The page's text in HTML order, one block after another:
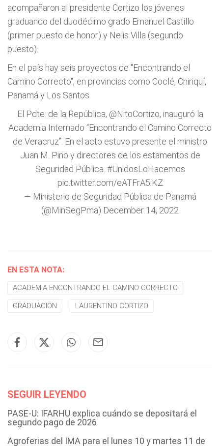
acompañaron al presidente Cortizo los jóvenes
graduando del duodécimo grado Emanuel Castillo
(primer puesto de honor) y Nelis Villa (segundo
puesto).
En el país hay seis proyectos de "Encontrando el
Camino Correcto", en provincias como Coclé, Chiriquí,
Panamá y Los Santos.
El Pdte. de la República, @NitoCortizo, inauguró la
Academia Internado “Encontrando el Camino Correcto
de Veracruz”. En el acto estuvo presente el ministro
Juan M. Pino y directores de los estamentos de
Seguridad Pública. #UnidosLoHacemos
pic.twitter.com/eATFrA5iKZ
— Ministerio de Seguridad Pública de Panamá
(@MinSegPma) December 14, 2022
EN ESTA NOTA:
ACADEMIA ENCONTRANDO EL CAMINO CORRECTO
GRADUACIÓN LAURENTINO CORTIZO
SEGUIR LEYENDO
PASE-U: IFARHU explica cuándo se depositará el
segundo pago de 2026
Agroferias del IMA para el lunes 10 y martes 11 de